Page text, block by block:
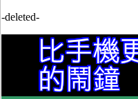
-deleted-